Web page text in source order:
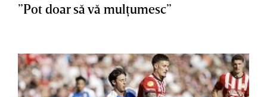
”Pot doar să vă mulţumesc”